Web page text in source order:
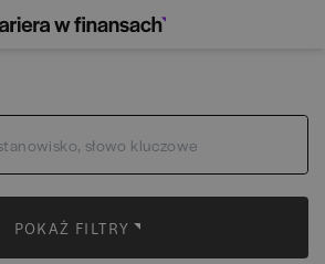
POKAŻ FILTRY